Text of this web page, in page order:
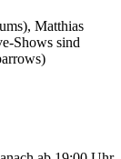
Matthias
Shows sind